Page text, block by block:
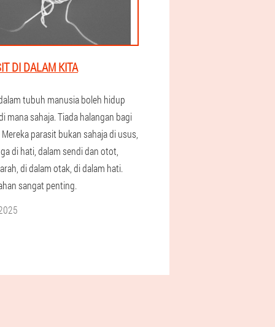
DI DALAM KITA
tubuh manusia boleh hidup
mana sahaja. Tiada halangan bagi
parasit bukan sahaja di usus,
di hati, dalam sendi dan otot,
di dalam otak, di dalam hati.
sangat penting.